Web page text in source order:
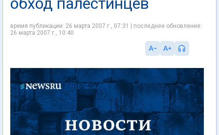
время публикации: 26 марта 2007 г., 07:31 | последнее обновление:
26 марта 2007 г., 10:40